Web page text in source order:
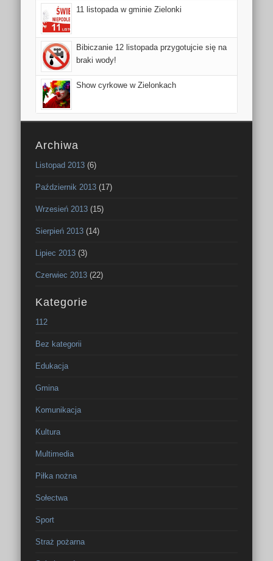
11 listopada w gminie Zielonki
Bibiczanie 12 listopada przygotujcie się na
braki wody!
Show cyrkowe w Zielonkach
Archiwa
Listopad 2013 (6)
Październik 2013 (17)
Wrzesień 2013 (15)
Sierpień 2013 (14)
Lipiec 2013 (3)
Czerwiec 2013 (22)
Kategorie
112
Bez kategorii
Edukacja
Gmina
Komunikacja
Kultura
Multimedia
Piłka nożna
Sołectwa
Sport
Straż pożarna